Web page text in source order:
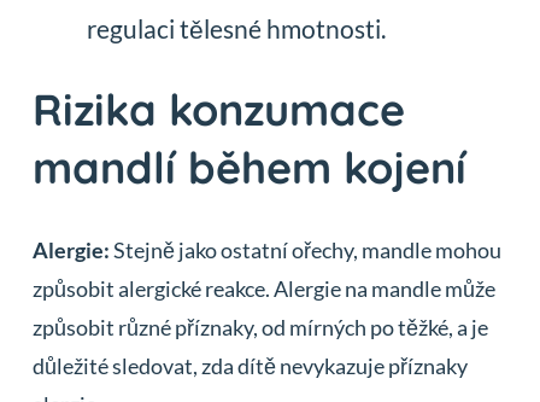
regulaci tělesné hmotnosti.
Rizika konzumace
mandlí během kojení
Alergie:Stejně jako ostatní ořechy, mandle mohou
způsobit alergické reakce. Alergie na mandle může
způsobit různé příznaky, od mírných po těžké, a je
důležité sledovat, zda dítě nevykazuje příznaky